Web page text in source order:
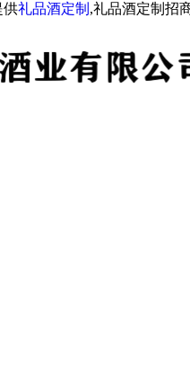
供礼品酒定制 ,礼品酒定制招